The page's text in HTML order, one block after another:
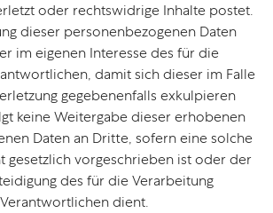
oder rechtswidrige Inhalte postet.
dieser personenbezogenen Daten
im eigenen Interesse des für die
damit sich dieser im Falle
gegebenenfalls exkulpieren
keine Weitergabe dieser erhobenen
Daten an Dritte, sofern eine solche
gesetzlich vorgeschrieben ist oder der
des für die Verarbeitung
Verantwortlichen dient.